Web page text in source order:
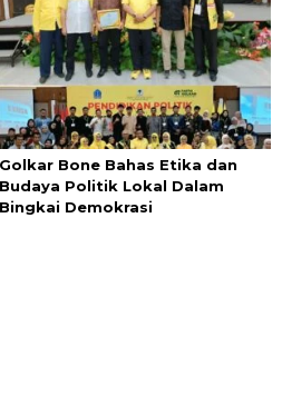
Golkar Bone Bahas Etika dan
Budaya Politik Lokal Dalam
Bingkai Demokrasi